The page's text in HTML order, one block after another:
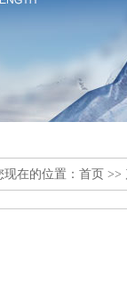
现在的位置： 首页 >>